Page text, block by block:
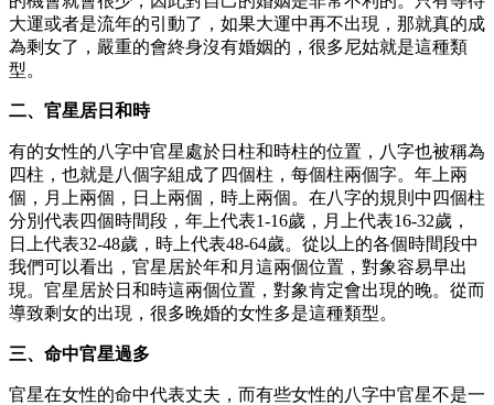
大運或者是流年的引動了，如果大運中再不出現，那就真的成
為剩女了，嚴重的會終身沒有婚姻的，很多尼姑就是這種類
型。
二、官星居日和時
有的女性的八字中官星處於日柱和時柱的位置，八字也被稱為
四柱，也就是八個字組成了四個柱，每個柱兩個字。年上兩
個，月上兩個，日上兩個，時上兩個。在八字的規則中四個柱
分別代表四個時間段，年上代表1-16歲，月上代表16-32歲，
日上代表32-48歲，時上代表48-64歲。從以上的各個時間段中
我們可以看出，官星居於年和月這兩個位置，對象容易早出
現。官星居於日和時這兩個位置，對象肯定會出現的晚。從而
導致剩女的出現，很多晚婚的女性多是這種類型。
三、命中官星過多
官星在女性的命中代表丈夫，而有些女性的八字中官星不是一